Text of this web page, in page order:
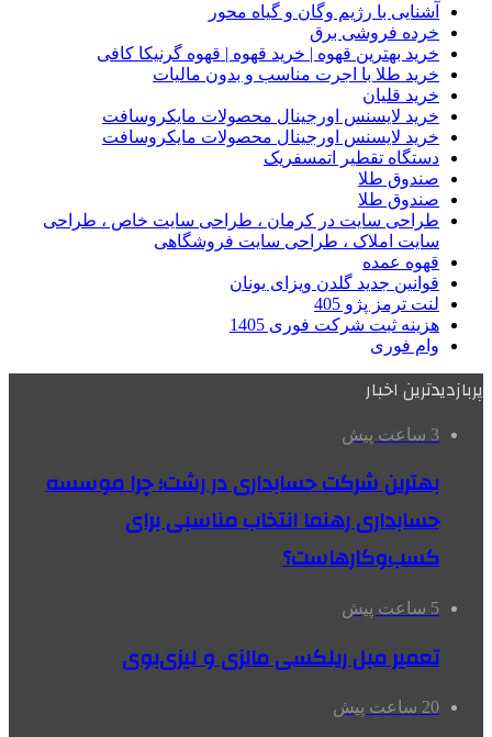
آشنایی با رژیم وگان و گیاه محور
خرده فروشی برق
خرید بهترین قهوه | خرید قهوه | قهوه گرنیکا کافی
خرید طلا با اجرت مناسب و بدون مالیات
خرید قلیان
خرید لایسنس اورجینال محصولات مایکروسافت
خرید لایسنس اورجینال محصولات مایکروسافت
دستگاه تقطیر اتمسفریک
صندوق طلا
صندوق طلا
طراحی سایت در کرمان ، طراحی سایت خاص ، طراحی
سایت املاک ، طراحی سایت فروشگاهی
قهوه عمده
قوانین جدید گلدن ویزای یونان
لنت ترمز پژو 405
هزینه ثبت شرکت فوری 1405
وام فوری
پربازدیدترین اخبار
3 ساعت پیش
بهترین شرکت حسابداری در رشت؛ چرا موسسه
حسابداری رهنما انتخاب مناسبی برای
کسب‌وکارهاست؟
5 ساعت پیش
تعمیر مبل ریلکسی مالزی و لیزی‌بوی
20 ساعت پیش